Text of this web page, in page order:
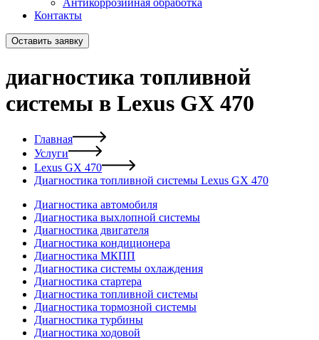
Антикоррозийная обработка
Контакты
Оставить заявку
диагностика топливной
системы в Lexus GX 470
Главная
Услуги
Lexus GX 470
Диагностика топливной системы Lexus GX 470
Диагностика автомобиля
Диагностика выхлопной системы
Диагностика двигателя
Диагностика кондиционера
Диагностика МКПП
Диагностика системы охлаждения
Диагностика стартера
Диагностика топливной системы
Диагностика тормозной системы
Диагностика турбины
Диагностика ходовой